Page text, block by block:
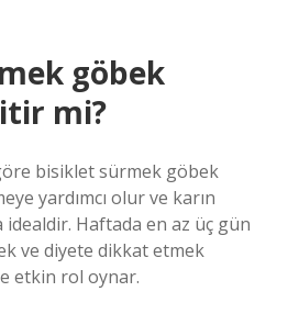
göbek
mi?
bisiklet sürmek göbek
yardımcı olur ve karın
idealdir. Haftada en az üç gün
ve diyete dikkat etmek
etkin rol oynar.